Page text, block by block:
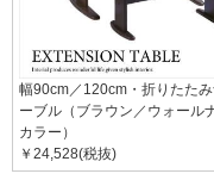
幅90cm／120cm・折りたた
ーブル（ブラウン／ウォール
カラー）
￥24,528(税抜)